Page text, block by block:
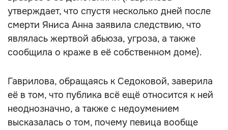
утверждает, что спустя несколько дней после
смерти Яниса Анна заявила следствию, что
являлась жертвой абьюза, угроза, а также
сообщила о краже в её собственном доме).
Гаврилова, обращаясь к Седоковой, заверила
её в том, что публика всё ещё относится к ней
неоднозначно, а также с недоумением
высказалась о том, почему певица вообще